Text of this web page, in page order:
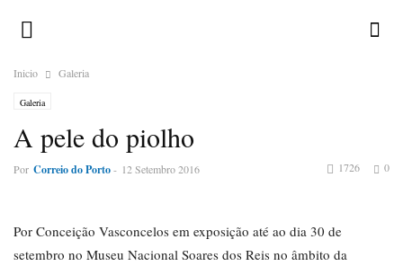
Inicio Galeria
Galeria
A pele do piolho
Por Correio do Porto- 12 Setembro 2016 0
1726
Por Conceição Vasconcelos em exposição até ao dia 30 de
setembro no Museu Nacional Soares dos Reis no âmbito da